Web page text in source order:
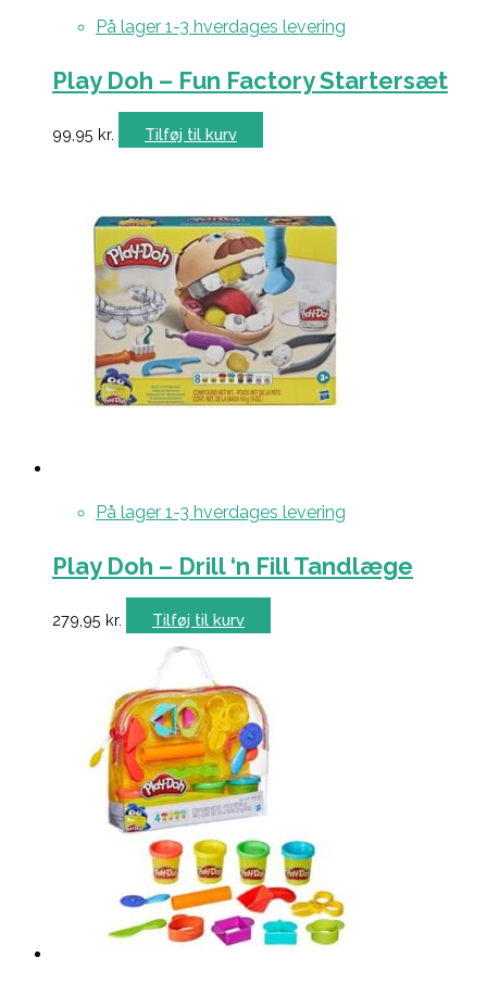
På lager 1-3 hverdages levering
Play Doh – Fun Factory Startersæt
99,95 kr. Tilføj til kurv
På lager 1-3 hverdages levering
Play Doh – Drill ‘n Fill Tandlæge
279,95 kr. Tilføj til kurv